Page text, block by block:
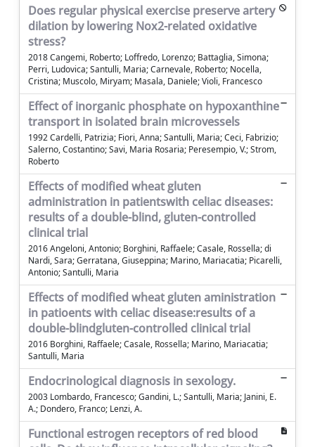
Does regular physical exercise preserve artery
dilation by lowering Nox2-related oxidative
stress?
2018 Cangemi, Roberto; Loffredo, Lorenzo; Battaglia, Simona;
Perri, Ludovica; Santulli, Maria; Carnevale, Roberto; Nocella,
Cristina; Muscolo, Miryam; Masala, Daniele; Violi, Francesco
Effect of inorganic phosphate on hypoxanthine
transport in isolated brain microvessels
1992 Cardelli, Patrizia; Fiori, Anna; Santulli, Maria; Ceci, Fabrizio;
Salerno, Costantino; Savi, Maria Rosaria; Peresempio, V.; Strom,
Roberto
Effects of modified wheat gluten
administration in patientswith celiac diseases:
results of a double-blind, gluten-controlled
clinical trial
2016 Angeloni, Antonio; Borghini, Raffaele; Casale, Rossella; di
Nardi, Sara; Gerratana, Giuseppina; Marino, Mariacatia; Picarelli,
Antonio; Santulli, Maria
Effects of modified wheat gluten aministration
in patioents with celiac disease:results of a
double-blindgluten-controlled clinical trial
2016 Borghini, Raffaele; Casale, Rossella; Marino, Mariacatia;
Santulli, Maria
Endocrinological diagnosis in sexology.
2003 Lombardo, Francesco; Gandini, L.; Santulli, Maria; Janini, E.
A.; Dondero, Franco; Lenzi, A.
Functional estrogen receptors of red blood